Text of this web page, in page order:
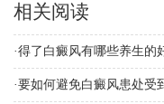
相关阅读
·得了白癜风有哪些养生的
·要如何避免白癜风患处受